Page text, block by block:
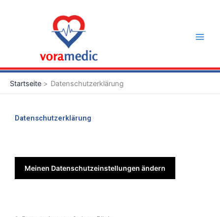
Startseite Datenschutzerklärung
Datenschutzerklärung
Meinen Datenschutzeinstellungen ändern